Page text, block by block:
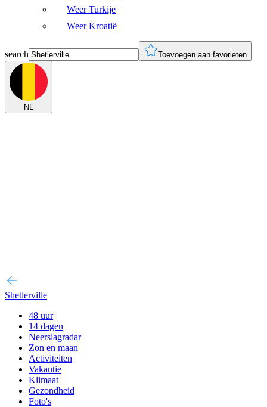
Weer Turkije
Weer Kroatië
search Toevoegen aan favorieten
NL
Shetlerville
48 uur
14 dagen
Neerslagradar
Zon en maan
Activiteiten
Vakantie
Klimaat
Gezondheid
Foto's